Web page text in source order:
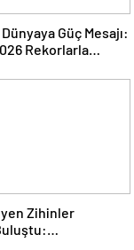
Güç Mesajı:
Rekorlarla
Zihinler